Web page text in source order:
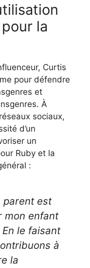
la
Curtis
pour défendre
et
À
sociaux,
d’un
un
Ruby et la
:
parent est
mon enfant
le faisant
à
la